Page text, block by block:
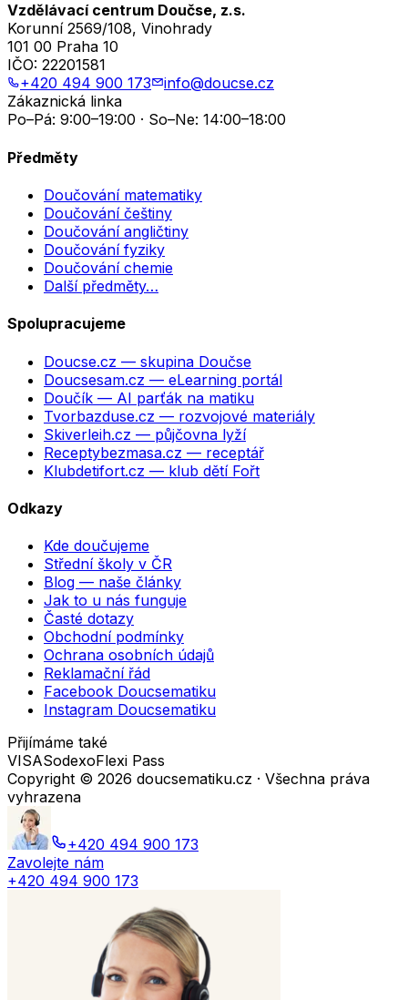
Vzdělávací centrum Doučse, z.s.
Korunní 2569/108, Vinohrady
101 00 Praha 10
IČO: 22201581
+420 494 900 173
info@doucse.cz
Zákaznická linka
Po–Pá: 9:00–19:00 · So–Ne: 14:00–18:00
Předměty
Doučování matematiky
Doučování češtiny
Doučování angličtiny
Doučování fyziky
Doučování chemie
Další předměty…
Spolupracujeme
Doucse.cz — skupina Doučse
Doucsesam.cz — eLearning portál
Doučík — AI parťák na matiku
Tvorbazduse.cz — rozvojové materiály
Skiverleih.cz — půjčovna lyží
Receptybezmasa.cz — receptář
Klubdetifort.cz — klub dětí Fořt
Odkazy
Kde doučujeme
Střední školy v ČR
Blog — naše články
Jak to u nás funguje
Časté dotazy
Obchodní podmínky
Ochrana osobních údajů
Reklamační řád
Facebook Doucsematiku
Instagram Doucsematiku
Přijímáme také
VISASodexoFlexi Pass
Copyright © 2026 doucsematiku.cz · Všechna práva
vyhrazena
+420 494 900 173
Zavolejte nám
+420 494 900 173